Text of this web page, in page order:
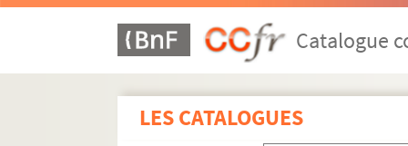
Catalogue
LES CATALOGUES